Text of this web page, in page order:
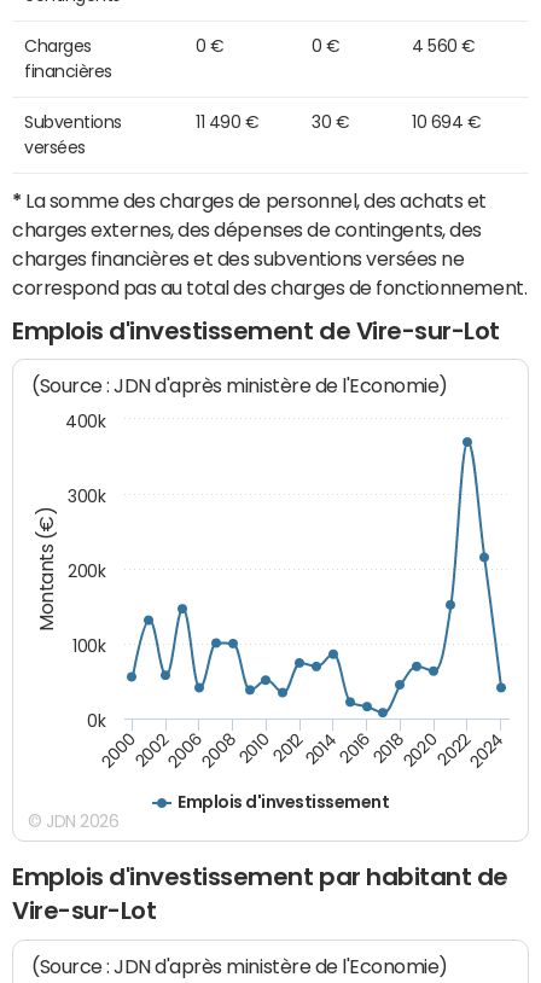
Charges
financières
0 € 0 € 4 560 €
Subventions
versées
11 490 € 30 € 10 694 €
* La somme des charges de personnel, des achats et
charges externes, des dépenses de contingents, des
charges financières et des subventions versées ne
correspond pas au total des charges de fonctionnement.
Emplois d'investissement de Vire-sur-Lot
Montants (€)
(Source : JDN d'après ministère de l'Economie)
Emplois d'investissement
200020022006200820102012201420162018202020222024
0k
100k
200k
300k
400k
© JDN 2026
Emplois d'investissement par habitant de
Vire-sur-Lot
(Source : JDN d'après ministère de l'Economie)